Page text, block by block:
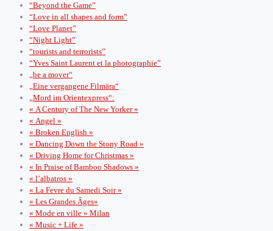
“Beyond the Game”
“Love in all shapes and form”
“Love Planet”
“Night Light”
“tourists and terrorists”
“Yves Saint Laurent et la photographie”
„be a mover“
„Eine vergangene Filmära“
„Mord im Orientexpress“:
« A Century of The New Yorker »
« Angel »
« Broken English »
« Dancing Down the Stony Road »
« Driving Home for Christmas »
« In Praise of Bamboo Shadows »
« l’albatros »
« La Fevre du Samedi Soir »
« Les Grandes Âges»
« Mode en ville » Milan
« Music + Life »